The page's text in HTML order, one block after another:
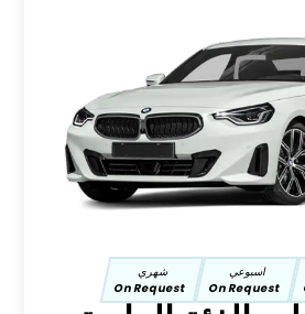
اسبوعي
On Request
شهري
On Request